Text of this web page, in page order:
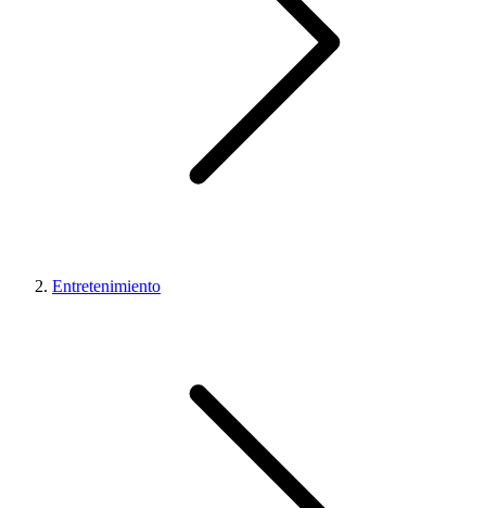
Entretenimiento